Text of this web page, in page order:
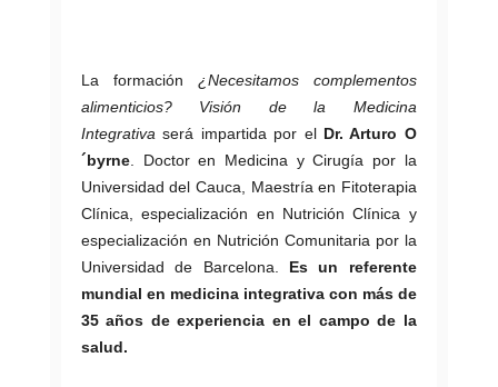
La formación ¿Necesitamos complementos
alimenticios? Visión de la Medicina
Integrativa será impartida por el Dr. Arturo O
´byrne. Doctor en Medicina y Cirugía por la
Universidad del Cauca, Maestría en Fitoterapia
Clínica, especialización en Nutrición Clínica y
especialización en Nutrición Comunitaria por la
Universidad de Barcelona. Es un referente
mundial en medicina integrativa con más de
35 años de experiencia en el campo de la
salud.